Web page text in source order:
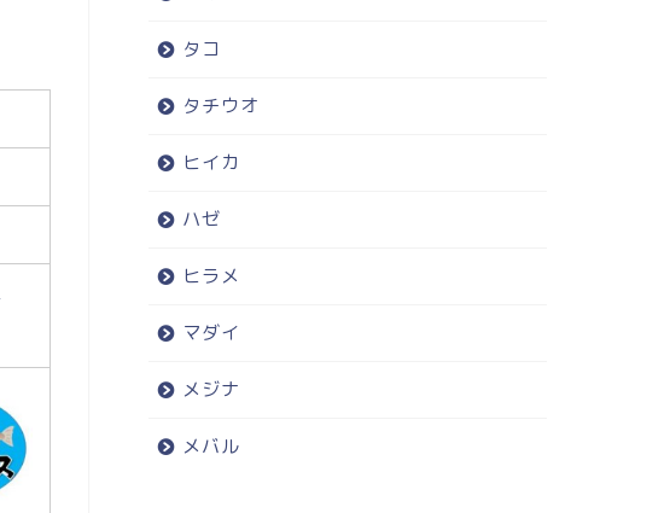
タコ
タチウオ
ヒイカ
ハゼ
ヒラメ
マダイ
メジナ
メバル